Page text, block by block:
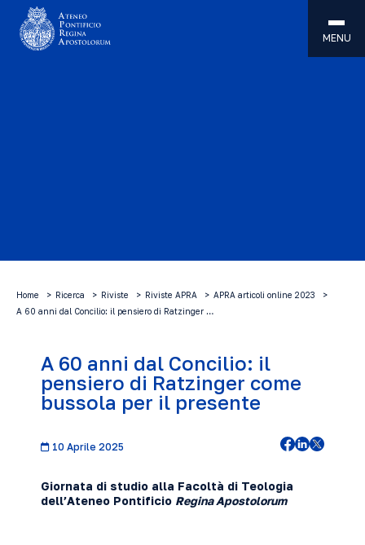
MENU
Home Ricerca Riviste Riviste APRA
APRA articoli online 2023
A 60 anni dal Concilio: il pensiero di Ratzinger …
A 60 anni dal Concilio: il
pensiero di Ratzinger come
bussola per il presente
10 Aprile 2025
Giornata di studio alla Facoltà di Teologia
dell’Ateneo Pontificio Regina Apostolorum